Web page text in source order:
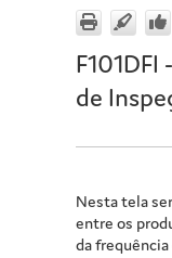
de
Nesta tela
entre os
da